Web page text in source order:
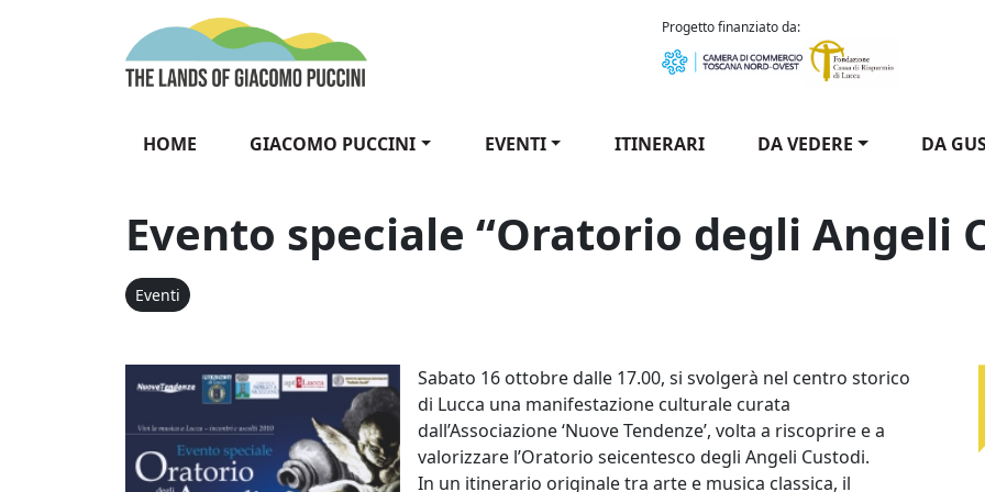
Progetto finanziato da:
HOME GIACOMO PUCCINI EVENTI ITINERARI DA VEDERE DA
Evento speciale “Oratorio degli Angeli
Eventi
Evento speciale "Oratorio degli Angeli Custodi" / Special event at the
Sabato 16 ottobre dalle 17.00, si svolgerà nel centro storico
di Lucca una manifestazione culturale curata
dall’Associazione ‘Nuove Tendenze’, volta a riscoprire e a
valorizzare l’Oratorio seicentesco degli Angeli Custodi.
In un itinerario originale tra arte e musica classica, il